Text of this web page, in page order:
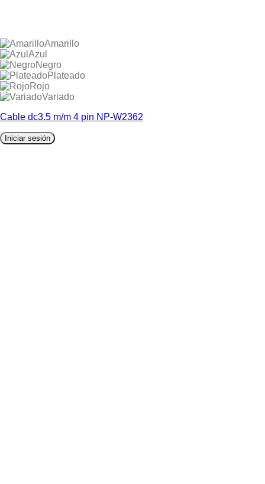
Amarillo
Azul
Negro
Plateado
Rojo
Variado
Cable dc3.5 m/m 4 pin NP-W2362
Iniciar sesión